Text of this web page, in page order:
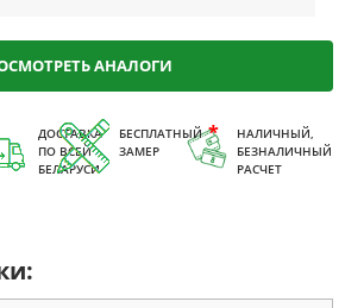
АНАЛОГИ
ДОСТАВКА
ПО ВСЕЙ
БЕЛАРУСИ
БЕСПЛАТНЫЙ
ЗАМЕР
НАЛИЧНЫЙ,
БЕЗНАЛИЧНЫЙ
РАСЧЕТ